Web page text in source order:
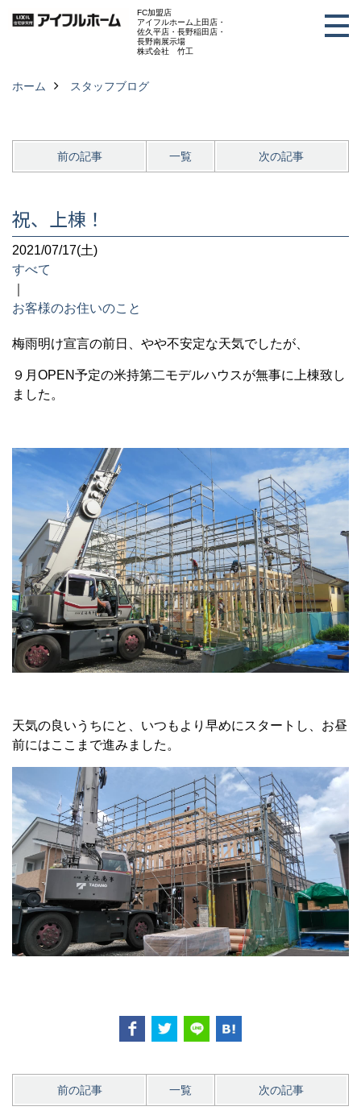
FC加盟店
アイフルホーム上田店・
佐久平店・長野稲田店・
長野南展示場
株式会社 竹工
ホーム スタッフブログ
前の記事 一覧 次の記事
祝、上棟！
2021/07/17(土)
すべて
お客様のお住いのこと
梅雨明け宣言の前日、やや不安定な天気でしたが、
９月OPEN予定の米持第二モデルハウスが無事に上棟致し
ました。
天気の良いうちにと、いつもより早めにスタートし、お昼
前にはここまで進みました。
前の記事 一覧 次の記事